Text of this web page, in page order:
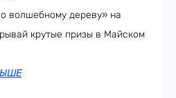
волшебному дереву» на
крутые призы в Майском